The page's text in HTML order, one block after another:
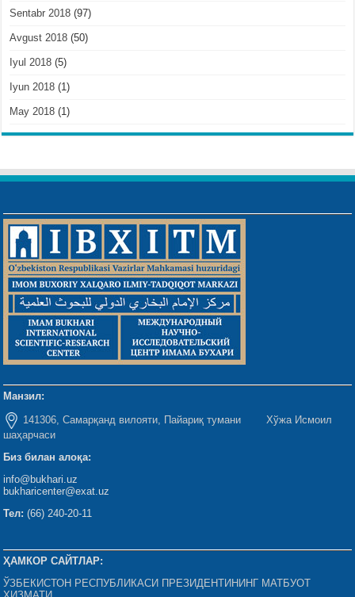
Sentabr 2018 (97)
Avgust 2018 (50)
Iyul 2018 (5)
Iyun 2018 (1)
May 2018 (1)
Манзил:
141306, Самарқанд вилояти, Пайариқ тумани Хўжа Исмоил
шаҳарчаси
Биз билан алоқа:
info@bukhari.uz
bukharicenter@exat.uz
Тел: (66) 240-20-11
ҲАМКОР САЙТЛАР:
ЎЗБЕКИСТОН РЕСПУБЛИКАСИ ПРЕЗИДЕНТИНИНГ МАТБУОТ